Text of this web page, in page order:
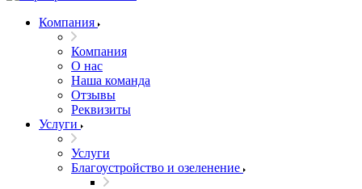
Компания
Компания
О нас
Наша команда
Отзывы
Реквизиты
Услуги
Услуги
Благоустройство и озеленение